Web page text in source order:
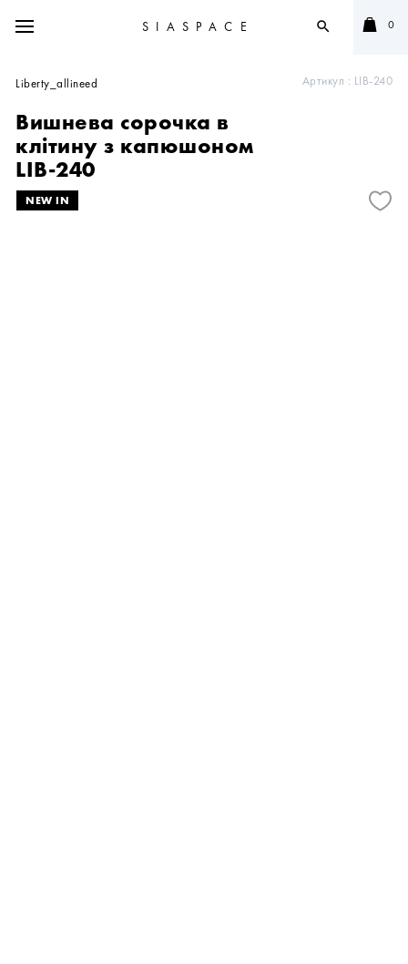
SIASPACE search 0
Артикул : LIB-240
Liberty_allineed
Вишнева сорочка в
клітину з капюшоном
LIB-240